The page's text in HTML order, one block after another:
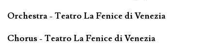
Orchestra - Teatro La Fenice di Venezia
Chorus - Teatro La Fenice di Venezia